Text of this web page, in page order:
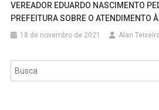
VEREADOR EDUARDO NASCIMENTO
PREFEITURA SOBRE O ATENDIMENTO
18 de novembro de 2021 Alan Teixeira
Pesquisar